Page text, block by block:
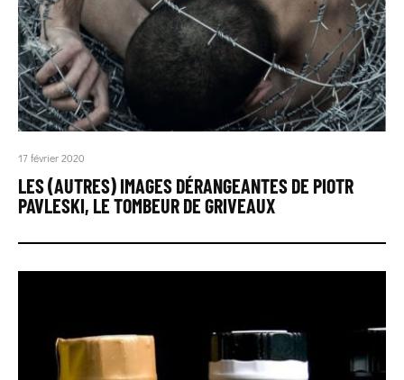
17 février 2020
LES (AUTRES) IMAGES DÉRANGEANTES DE PIOTR
PAVLESKI, LE TOMBEUR DE GRIVEAUX